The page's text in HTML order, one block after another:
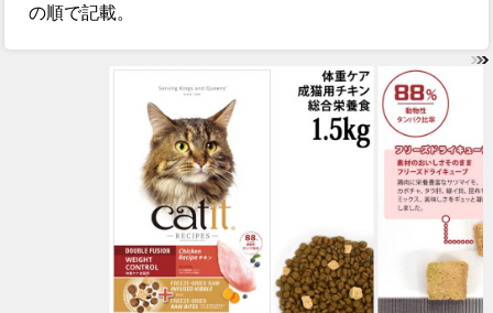
の順で記載。